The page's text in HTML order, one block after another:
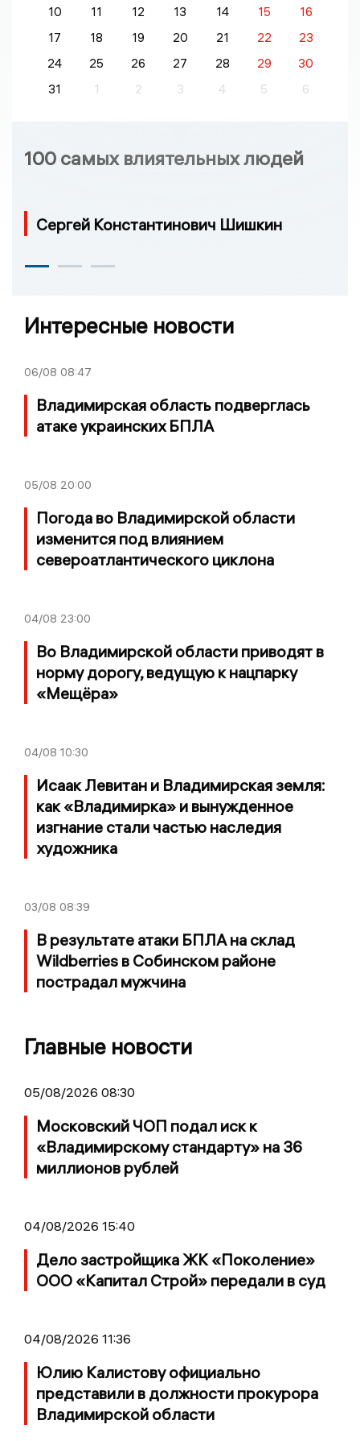
10 11 12 13 14 15
16
17
18 19 20 21 22
23
24
25 26 27 28 29
30
31
1 2 3 4 5 6
100 самых влиятельных людей
Сергей Константинович Шишкин
Интересные новости
06/08 08:47
Владимирская область подверглась
атаке украинских БПЛА
05/08 20:00
Погода во Владимирской области
изменится под влиянием
североатлантического циклона
04/08 23:00
Во Владимирской области приводят в
норму дорогу, ведущую к нацпарку
«Мещёра»
04/08 10:30
Исаак Левитан и Владимирская земля:
как «Владимирка» и вынужденное
изгнание стали частью наследия
художника
03/08 08:39
В результате атаки БПЛА на склад
Wildberries в Собинском районе
пострадал мужчина
Главные новости
05/08/2026 08:30
Московский ЧОП подал иск к
«Владимирскому стандарту» на 36
миллионов рублей
04/08/2026 15:40
Дело застройщика ЖК «Поколение»
ООО «Капитал Строй» передали в суд
04/08/2026 11:36
Юлию Калистову официально
представили в должности прокурора
Владимирской области